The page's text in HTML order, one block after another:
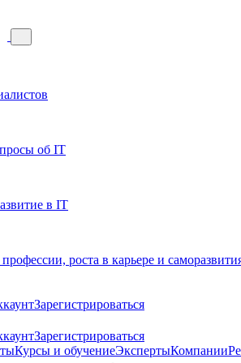
об IT
в IT
роста в карьере и
Зарегистрироваться
Зарегистрироваться
Курсы и обучениеЭкспертыКомпании